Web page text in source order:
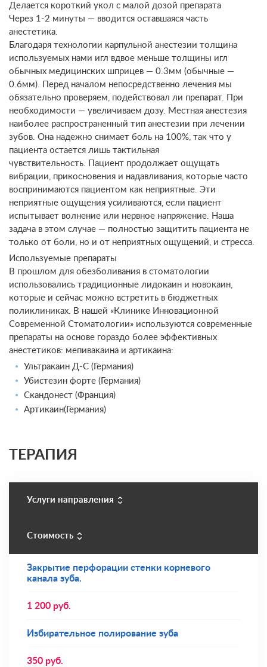
Делается короткий укол с малой дозой препарата
Через 1-2 минуты — вводится оставшаяся часть
анестетика.
Благодаря технологии карпульной анестезии толщина
используемых нами игл вдвое меньше толщины игл
обычных медицинских шприцев — 0.3мм (обычные —
0.6мм). Перед началом непосредственно лечения мы
обязательно проверяем, подействовал ли препарат. При
необходимости — увеличиваем дозу. Местная анестезия
наиболее распространенный тип анестезии при лечении
зубов. Она надежно снимает боль на 100%, так что у
пациента остается лишь тактильная
чувствительность. Пациент продолжает ощущать
вибрации, прикосновения и надавливания, которые часто
воспринимаются пациентом как неприятные. Эти
неприятные ощущения усиливаются, если пациент
испытывает волнение или нервное напряжение. Наша
задача в этом случае — полностью защитить пациента не
только от боли, но и от неприятных ощущений, и стресса.
Используемые препараты
В прошлом для обезболивания в стоматологии
использовались традиционные лидокаин и новокаин,
которые и сейчас можно встретить в бюджетных
поликлиниках. В нашей «Клинике Инновационной
Современной Стоматологии» используются современные
препараты на основе гораздо более эффективных
анестетиков: мепивакаина и артикаина:
Ультракаин Д-С (Германия)
Убистезин форте (Германия)
Скандонест (Франция)
Артикаин(Германия)
ТЕРАПИЯ
Услуги направления
Стоимость
Закрытие перфорации стенки корневого
канала зуба.
1 200 руб.
Избирательное полирование зуба
350 руб.